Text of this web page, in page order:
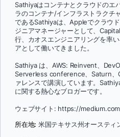
サイン
Sathiyaはコンテナとクラウドのエ
ラのコンテナ/インフラストラクチ
であるSathiyaは、Appleでクラウ
ジニアマネージャーとして、
行、カオスエンジニアリングを率
アとして働いてきました。
Sathiya は、AWS: Reinvent、
Serverless conference、Saturn、
ァレンスで講演しています。
に関する熱心なブロガーです。
ウェブサイト: https://
所在地: 米国テキサス州オースティ